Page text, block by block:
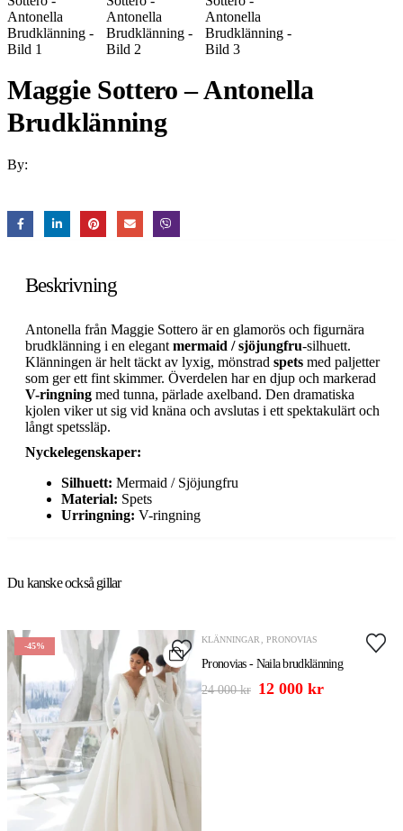
Maggie Sottero – Antonella
Brudklänning
By:
Beskrivning
Antonella från Maggie Sottero är en glamorös och figurnära
brudklänning i en elegant mermaid / sjöjungfru-silhuett.
Klänningen är helt täckt av lyxig, mönstrad spets med paljetter
som ger ett fint skimmer. Överdelen har en djup och markerad
V-ringning med tunna, pärlade axelband. Den dramatiska
kjolen viker ut sig vid knäna och avslutas i ett spektakulärt och
långt spetssläp.
Nyckelegenskaper:
Silhuett: Mermaid / Sjöjungfru
Material: Spets
Urringning: V-ringning
Du kanske också gillar
-45% -50%
KLÄNNINGAR, PRONOVIAS
Pronovias - Naila brudklänning
24 000kr 12 000kr